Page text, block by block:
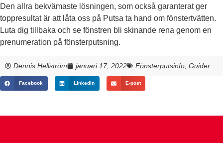
Den allra bekvämaste lösningen, som också garanterat ger
toppresultat är att låta oss på Putsa ta hand om fönstertvätten.
Luta dig tillbaka och se fönstren bli skinande rena genom en
prenumeration på fönsterputsning.
Dennis Hellström januari 17, 2022 Fönsterputsinfo Guider
Facebook LinkedIn E-post